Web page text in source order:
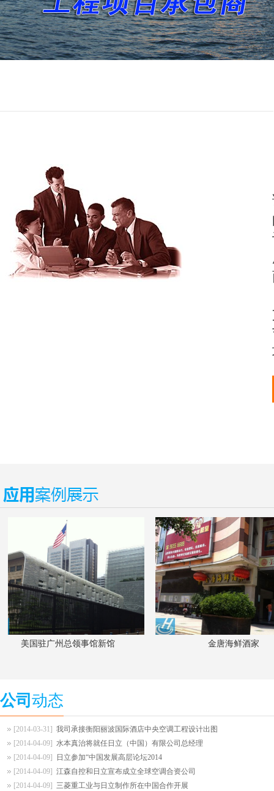
美国驻广州总领事馆新馆 金唐海鲜酒家
公司 动态
[2014-03-31] 我司承接衡阳丽波国际酒店中央空调工程设计出图
[2014-04-09] 水本真治将就任日立（中国）有限公司总经理
[2014-04-09]
日立参加“中国发展高层论坛2014
[2014-04-09] 江森自控和日立宣布成立全球空调合资公司
[2014-04-09] 三菱重工业与日立制作所在中国合作开展